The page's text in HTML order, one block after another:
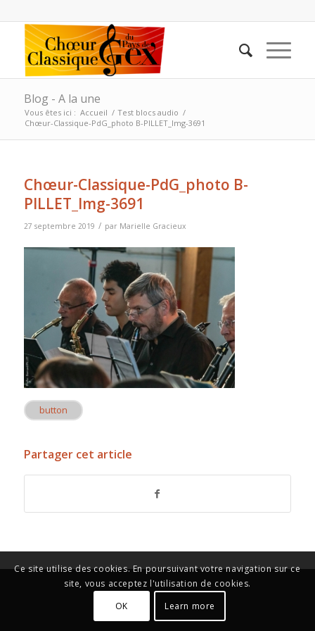
Blog - A la une
Vous êtes ici : Accueil / Test blocs audio /
Chœur-Classique-PdG_photo B-PILLET_Img-3691
Chœur-Classique-PdG_photo B-
PILLET_Img-3691
27 septembre 2019 / par Marielle Gracieux
button
Partager cet article
Ce site utilise des cookies. En poursuivant votre navigation sur ce
site, vous acceptez l'utilisation de cookies.
OK
Learn more